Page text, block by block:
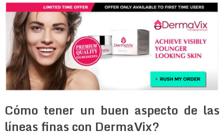
Cómo tener un buen aspecto de las
líneas finas con DermaVix?